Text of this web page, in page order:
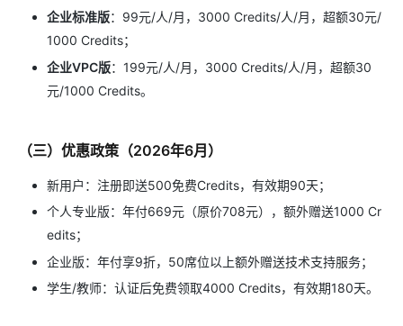
企业标准版：99元/人/月，3000 Credits/人/月，超额30元/
1000 Credits；
企业VPC版：199元/人/月，3000 Credits/人/月，超额30
元/1000 Credits。
（三）优惠政策（2026年6月）
新用户：注册即送500免费Credits，有效期90天；
个人专业版：年付669元（原价708元），额外赠送1000 Cr
edits；
企业版：年付享9折，50席位以上额外赠送技术支持服务；
学生/教师：认证后免费领取4000 Credits，有效期180天。